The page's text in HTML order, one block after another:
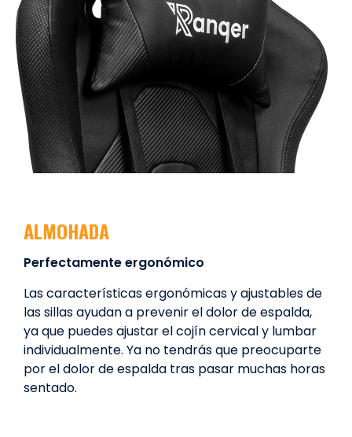
ALMOHADA
Perfectamente ergonómico
Las características ergonómicas y ajustables de
las sillas ayudan a prevenir el dolor de espalda,
ya que puedes ajustar el cojín cervical y lumbar
individualmente. Ya no tendrás que preocuparte
por el dolor de espalda tras pasar muchas horas
sentado.